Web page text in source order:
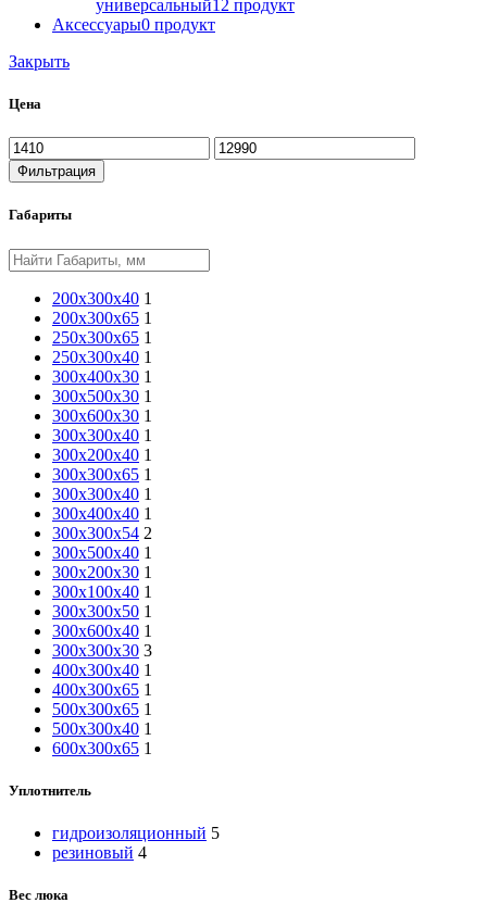
универсальный12 продукт
Аксессуары0 продукт
Закрыть
Цена
Фильтрация
Габариты
200x300x40 1
200х300х65 1
250х300х65 1
250x300x40 1
300х400х30 1
300х500х30 1
300х600х30 1
300x300x40 1
300х200х40 1
300х300х65 1
300х300х40 1
300х400х40 1
300х300х54 2
300х500х40 1
300х200х30 1
300х100х40 1
300х300х50 1
300х600х40 1
300х300х30 3
400x300x40 1
400х300х65 1
500х300х65 1
500x300x40 1
600х300х65 1
Уплотнитель
гидроизоляционный 5
резиновый 4
Вес люка